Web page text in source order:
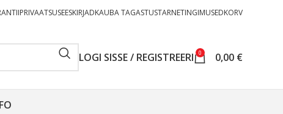
PRIVAATSUSEESKIRJADKAUBA TAGASTUSTARNETINGIMUSEDKORV
LOGI SISSE / REGISTREERI 0 0,00 €